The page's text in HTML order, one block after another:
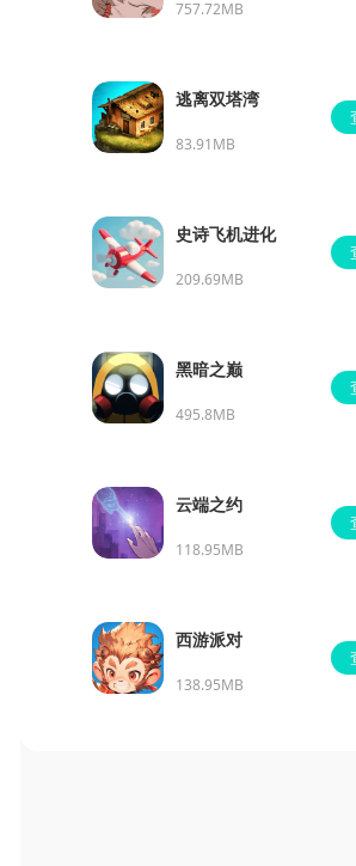
757.72MB
逃离双塔湾
83.91MB
史诗飞机进化
209.69MB
黑暗之巅
495.8MB
云端之约
118.95MB
西游派对
138.95MB